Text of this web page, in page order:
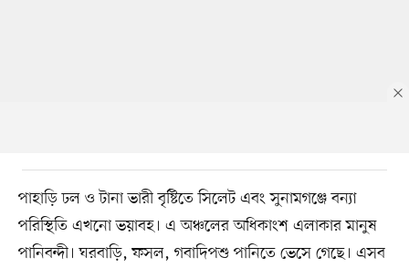
পাহাড়ি ঢল ও টানা ভারী বৃষ্টিতে সিলেট এবং সুনামগঞ্জে বন্যা
পরিস্থিতি এখনো ভয়াবহ। এ অঞ্চলের অধিকাংশ এলাকার মানুষ
পানিবন্দী। ঘরবাড়ি, ফসল, গবাদিপশু পানিতে ভেসে গেছে। এসব